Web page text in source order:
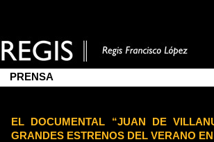
PRENSA
EL DOCUMENTAL “JUAN DE
GRANDES ESTRENOS DEL VERANO